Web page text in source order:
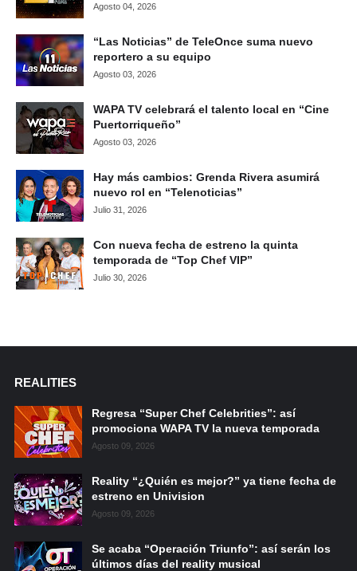
Agosto 04, 2026
“Las Noticias” de TeleOnce suma nuevo
reportero a su equipo
Agosto 03, 2026
WAPA TV celebrará el talento local en “Cine
Puertorriqueño”
Agosto 03, 2026
Hay más cambios: Grenda Rivera asumirá
nuevo rol en “Telenoticias”
Julio 31, 2026
Con nueva fecha de estreno la quinta
temporada de “Top Chef VIP”
Julio 30, 2026
REALITIES
Regresa “Super Chef Celebrities”: así
promociona WAPA TV la nueva temporada
Agosto 09, 2026
Reality “¿Quién es mejor?” ya tiene fecha de
estreno en Univision
Agosto 09, 2026
Se acaba “Operación Triunfo”: así serán los
últimos días del reality musical